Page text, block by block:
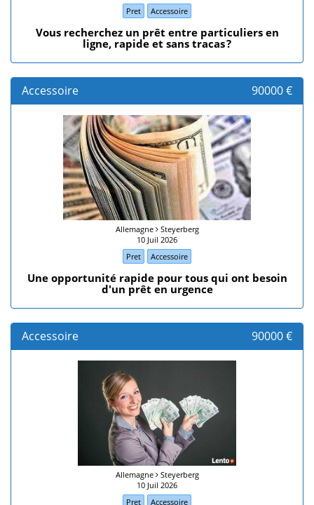
Pret
Accessoire
​Vous recherchez un prêt entre particuliers en
ligne, rapide et sans tracas ?
Accessoire 90000 €
Allemagne Steyerberg
10 Juil 2026
Pret
Accessoire
Une opportunité rapide pour tous qui ont besoin
d'un prêt en urgence
Accessoire 90000 €
Allemagne Steyerberg
10 Juil 2026
Pret
Accessoire